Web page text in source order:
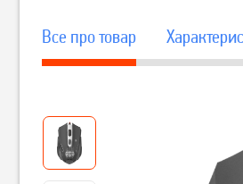
Все про товар